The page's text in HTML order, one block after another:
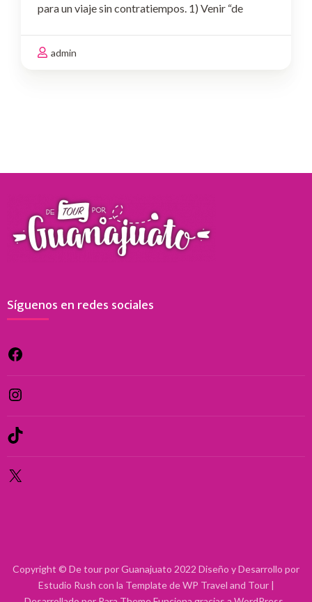
para un viaje sin contratiempos. 1) Venir “de
plazas, museos, miradores y experiencias
admin
Síguenos en redes sociales
Copyright © De tour por Guanajuato 2022 Diseño y Desarrollo por
Estudio Rush con la Template de WP Travel and Tour |